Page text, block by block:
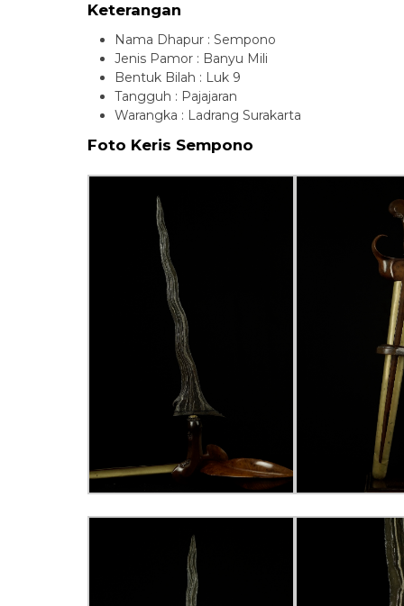
Keterangan
Nama Dhapur : Sempono
Jenis Pamor : Banyu Mili
Bentuk Bilah : Luk 9
Tangguh : Pajajaran
Warangka : Ladrang Surakarta
Foto Keris Sempono